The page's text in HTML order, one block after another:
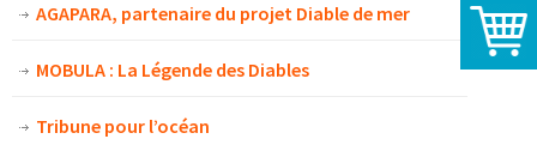
AGAPARA, partenaire du projet Diable de mer
MOBULA : La Légende des Diables
Tribune pour l’océan